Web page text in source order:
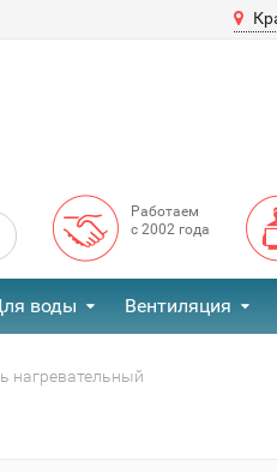
Работаем
с 2002 года
воды Вентиляция
нагревательный